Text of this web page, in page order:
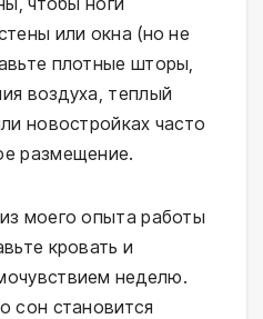
или окна (но не
плотные шторы,
воздуха, теплый
новостройках часто
размещение.
моего опыта работы
кровать и
неделю.
сон становится